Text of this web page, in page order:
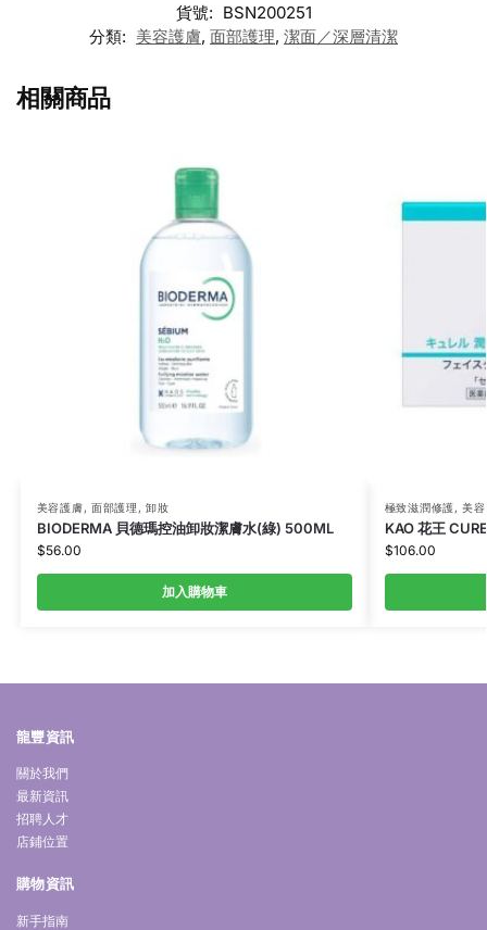
貨號: BSN200251
分類: 美容護膚, 面部護理, 潔面／深層清潔
相關商品
美容護膚, 面部護理 ,卸妝
BIODERMA 貝德瑪控油卸妝潔膚水(綠) 500ML
$56.00
加入購物車
極致滋潤修護,美
KAO 花王
$106.00
龍豐資訊
關於我們
最新資訊
招聘人才
店鋪位置
購物資訊
新手指南